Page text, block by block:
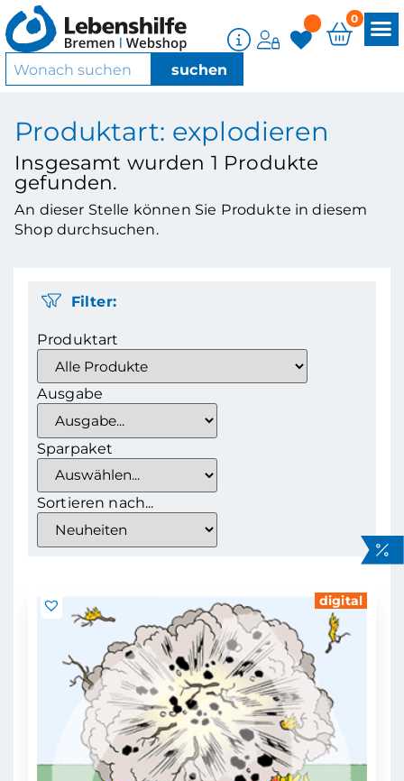
0
Produktart: explodieren
Insgesamt wurden 1 Produkte
gefunden.
An dieser Stelle können Sie Produkte in diesem
Shop durchsuchen.
Filter:
Produktart
Ausgabe
Sparpaket
Sortieren nach...
digital